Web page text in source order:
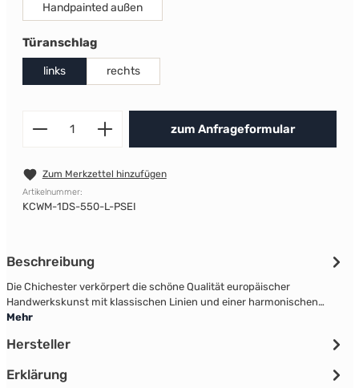
Handpainted außen
Türanschlagauswählen
links rechts
Produkt Anzahl: Gib den
zum Anfrageformular
Zum Merkzettel hinzufügen
Artikelnummer:
KCWM-1DS-550-L-PSEI
Beschreibung
Die Chichester verkörpert die schöne Qualität europäischer
Handwerkskunst mit klassischen Linien und einer harmonischen…
Mehr
Hersteller
Erklärung